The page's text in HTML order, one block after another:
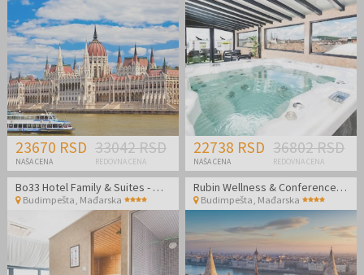
23670 RSD
NAŠA CENA
33042 RSD
REDOVNA CENA
22738 RSD
NAŠA CENA
36802 RSD
REDOVNA CENA
Bo33 Hotel Family & Suites - Wellness odmor u Budimpešti
Budimpešta, Mađarska
Rubin Wellness & Conference Hotel
Budimpešta, Mađarska